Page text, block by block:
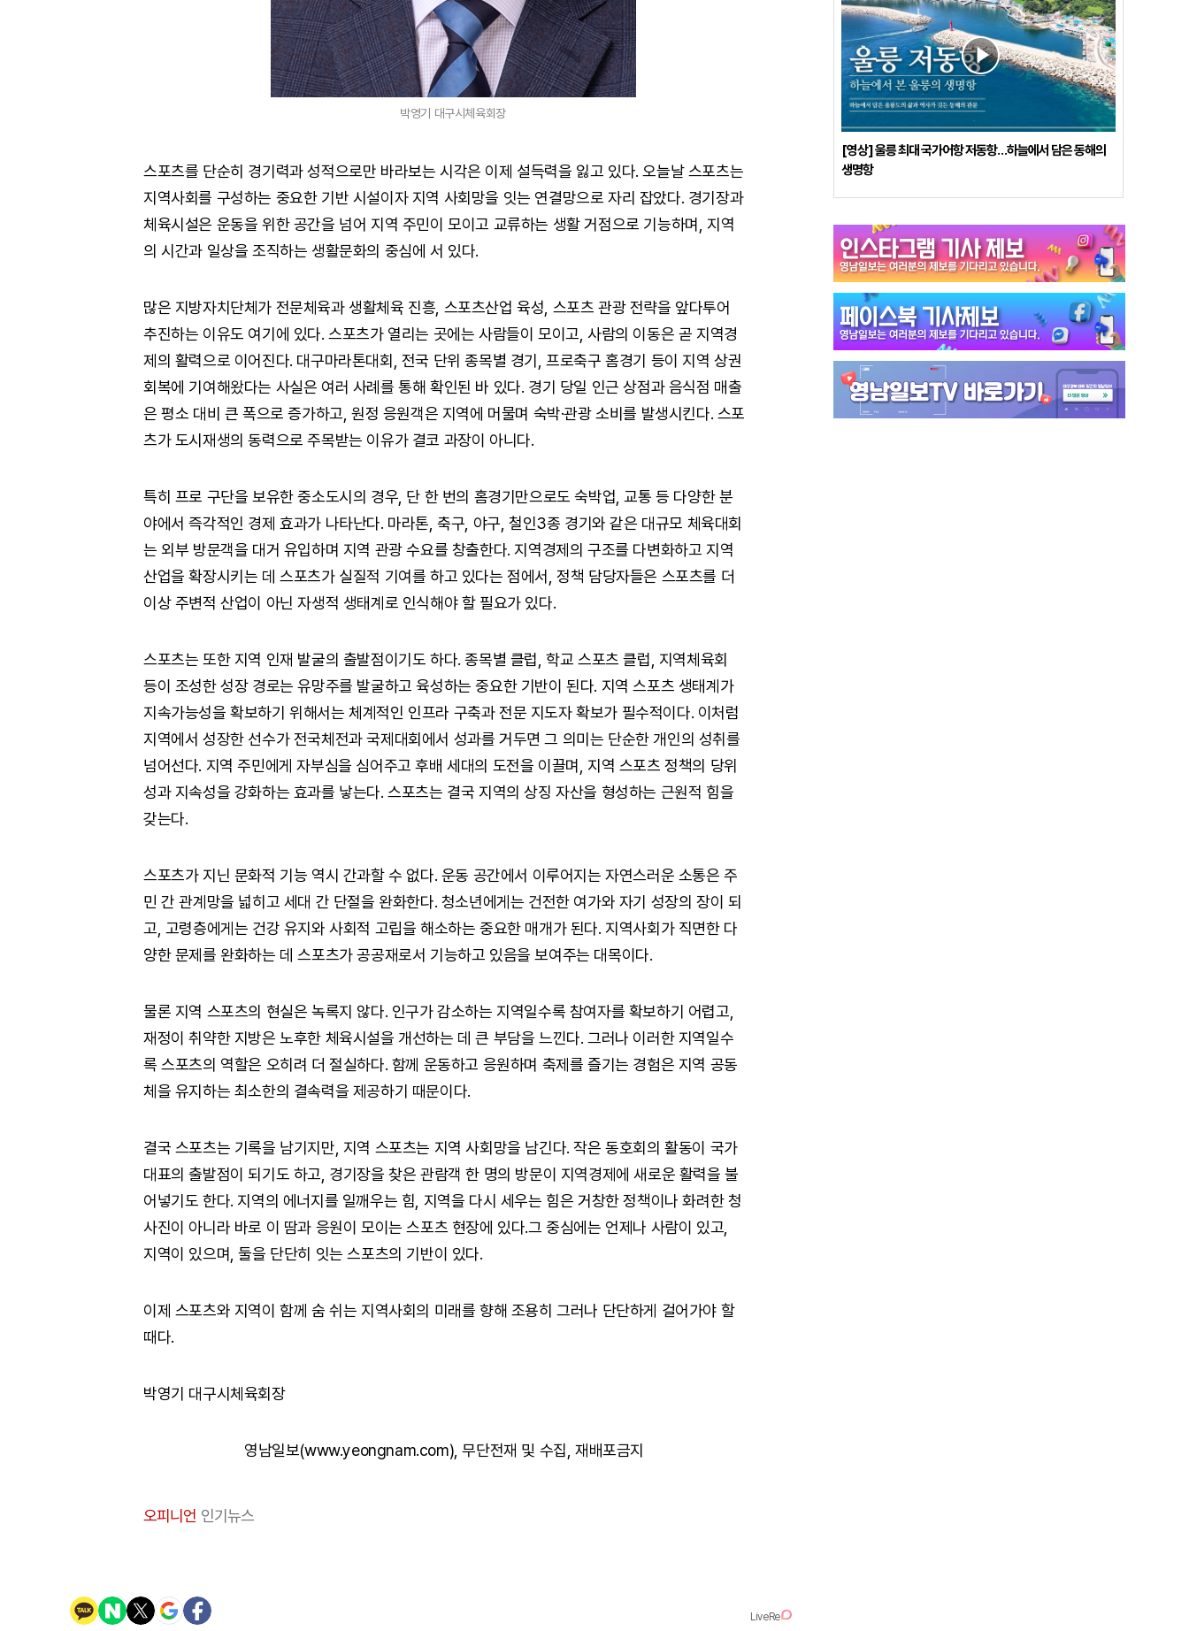
박영기 대구시체육회장
스포츠를 단순히 경기력과 성적으로만 바라보는 시각은 이제 설득력을 잃고 있다. 오늘날 스포츠는
지역사회를 구성하는 중요한 기반 시설이자 지역 사회망을 잇는 연결망으로 자리 잡았다. 경기장과
체육시설은 운동을 위한 공간을 넘어 지역 주민이 모이고 교류하는 생활 거점으로 기능하며, 지역
의 시간과 일상을 조직하는 생활문화의 중심에 서 있다.
많은 지방자치단체가 전문체육과 생활체육 진흥, 스포츠산업 육성, 스포츠 관광 전략을 앞다투어
추진하는 이유도 여기에 있다. 스포츠가 열리는 곳에는 사람들이 모이고, 사람의 이동은 곧 지역경
제의 활력으로 이어진다. 대구마라톤대회, 전국 단위 종목별 경기, 프로축구 홈경기 등이 지역 상권
회복에 기여해왔다는 사실은 여러 사례를 통해 확인된 바 있다. 경기 당일 인근 상점과 음식점 매출
은 평소 대비 큰 폭으로 증가하고, 원정 응원객은 지역에 머물며 숙박·관광 소비를 발생시킨다. 스포
츠가 도시재생의 동력으로 주목받는 이유가 결코 과장이 아니다.
특히 프로 구단을 보유한 중소도시의 경우, 단 한 번의 홈경기만으로도 숙박업, 교통 등 다양한 분
야에서 즉각적인 경제 효과가 나타난다. 마라톤, 축구, 야구, 철인3종 경기와 같은 대규모 체육대회
는 외부 방문객을 대거 유입하며 지역 관광 수요를 창출한다. 지역경제의 구조를 다변화하고 지역
산업을 확장시키는 데 스포츠가 실질적 기여를 하고 있다는 점에서, 정책 담당자들은 스포츠를 더
이상 주변적 산업이 아닌 자생적 생태계로 인식해야 할 필요가 있다.
스포츠는 또한 지역 인재 발굴의 출발점이기도 하다. 종목별 클럽, 학교 스포츠 클럽, 지역체육회
등이 조성한 성장 경로는 유망주를 발굴하고 육성하는 중요한 기반이 된다. 지역 스포츠 생태계가
지속가능성을 확보하기 위해서는 체계적인 인프라 구축과 전문 지도자 확보가 필수적이다. 이처럼
지역에서 성장한 선수가 전국체전과 국제대회에서 성과를 거두면 그 의미는 단순한 개인의 성취를
넘어선다. 지역 주민에게 자부심을 심어주고 후배 세대의 도전을 이끌며, 지역 스포츠 정책의 당위
성과 지속성을 강화하는 효과를 낳는다. 스포츠는 결국 지역의 상징 자산을 형성하는 근원적 힘을
갖는다.
스포츠가 지닌 문화적 기능 역시 간과할 수 없다. 운동 공간에서 이루어지는 자연스러운 소통은 주
민 간 관계망을 넓히고 세대 간 단절을 완화한다. 청소년에게는 건전한 여가와 자기 성장의 장이 되
고, 고령층에게는 건강 유지와 사회적 고립을 해소하는 중요한 매개가 된다. 지역사회가 직면한 다
양한 문제를 완화하는 데 스포츠가 공공재로서 기능하고 있음을 보여주는 대목이다.
물론 지역 스포츠의 현실은 녹록지 않다. 인구가 감소하는 지역일수록 참여자를 확보하기 어렵고,
재정이 취약한 지방은 노후한 체육시설을 개선하는 데 큰 부담을 느낀다. 그러나 이러한 지역일수
록 스포츠의 역할은 오히려 더 절실하다. 함께 운동하고 응원하며 축제를 즐기는 경험은 지역 공동
체을 유지하는 최소한의 결속력을 제공하기 때문이다.
결국 스포츠는 기록을 남기지만, 지역 스포츠는 지역 사회망을 남긴다. 작은 동호회의 활동이 국가
대표의 출발점이 되기도 하고, 경기장을 찾은 관람객 한 명의 방문이 지역경제에 새로운 활력을 불
어넣기도 한다. 지역의 에너지를 일깨우는 힘, 지역을 다시 세우는 힘은 거창한 정책이나 화려한 청
사진이 아니라 바로 이 땀과 응원이 모이는 스포츠 현장에 있다.그 중심에는 언제나 사람이 있고,
지역이 있으며, 둘을 단단히 잇는 스포츠의 기반이 있다.
이제 스포츠와 지역이 함께 숨 쉬는 지역사회의 미래를 향해 조용히 그러나 단단하게 걸어가야 할
때다.
박영기 대구시체육회장
영남일보(www.yeongnam.com), 무단전재 및 수집, 재배포금지
오피니언 인기뉴스
[영상] 울릉 최대 국가어항 저동항…하늘에서 담은 동해의
생명항